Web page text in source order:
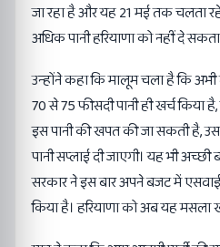
जा रहा है और यह 21 मई तक चलता
अधिक पानी हरियाणा को नहीं दे
उन्होंने कहा कि मालूम चला है कि
70 से 75 फीसदी पानी ही खर्च किया
इस पानी की खपत की जा सकती है,
पानी सप्लाई दी जाएगी। यह भी अच्छी
सरकार ने इस बार अपने बजट में
किया है। हरियाणा को अब यह मसला